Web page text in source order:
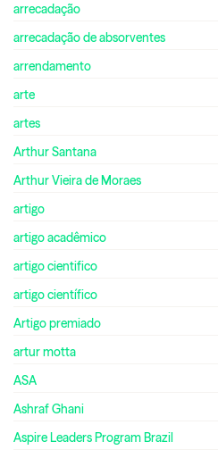
arrecadação
arrecadação de absorventes
arrendamento
arte
artes
Arthur Santana
Arthur Vieira de Moraes
artigo
artigo acadêmico
artigo cientifico
artigo científico
Artigo premiado
artur motta
ASA
Ashraf Ghani
Aspire Leaders Program Brazil